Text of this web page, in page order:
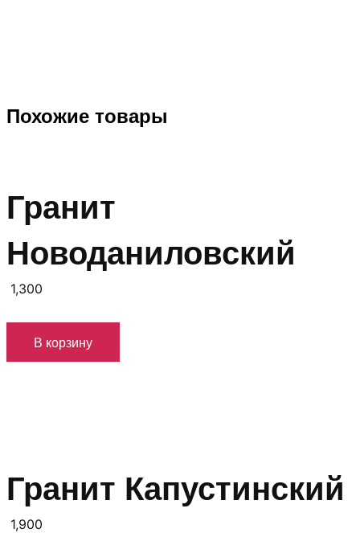
Похожие товары
Гранит
Новоданиловский
1,300
В корзину
Гранит Капустинский
1,900